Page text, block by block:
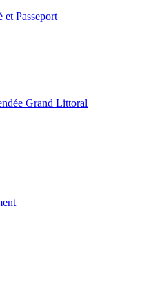
et Passeport
Grand Littoral